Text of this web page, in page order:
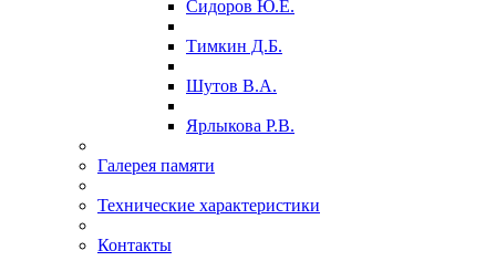
Сидоров Ю.Е.
Тимкин Д.Б.
Шутов В.А.
Ярлыкова Р.В.
Галерея памяти
Технические характеристики
Контакты